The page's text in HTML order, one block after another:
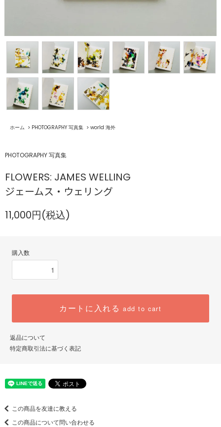
ホーム > PHOTOGRAPHY 写真集 > world 海外
PHOTOGRAPHY 写真集
FLOWERS: JAMES WELLING
ジェームス・ウェリング
11,000円(税込)
購入数
カートに入れるadd to cart
返品について
特定商取引法に基づく表記
この商品を友達に教える
この商品について問い合わせる